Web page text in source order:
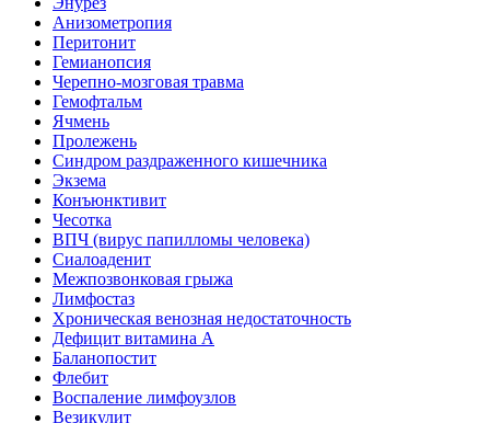
Анизометропия
Перитонит
Гемианопсия
Черепно-мозговая травма
Гемофтальм
Ячмень
Пролежень
Синдром раздраженного кишечника
Экзема
Конъюнктивит
Чесотка
ВПЧ (вирус папилломы человека)
Сиалоаденит
Межпозвонковая грыжа
Лимфостаз
Хроническая венозная недостаточность
Дефицит витамина А
Баланопостит
Флебит
Воспаление лимфоузлов
Везикулит